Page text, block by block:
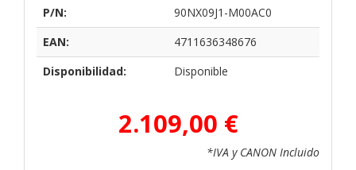
P/N:
90NX09J1-M00AC0
EAN:
4711636348676
Disponibilidad:
Disponible
2.109,00 €
*IVA y CANON Incluido